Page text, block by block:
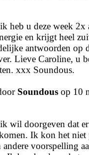
heb u deze week
en krijgt heel
antwoorden op
Lieve Caroline, u
xxx Soundous.
Soundous op 10
wil doorgeven dat
Ik kon het
andere voorspelling